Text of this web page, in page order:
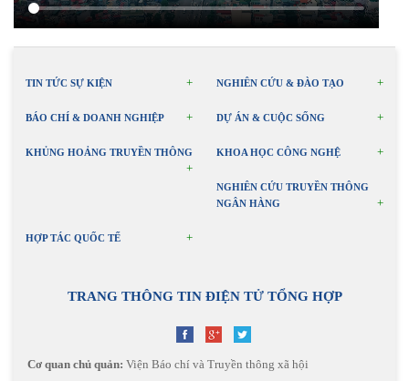
TIN TỨC SỰ KIỆN NGHIÊN CỨU & ĐÀO TẠO
BÁO CHÍ & DOANH NGHIỆP DỰ ÁN & CUỘC SỐNG
KHỦNG HOẢNG TRUYỀN THÔNG KHOA HỌC CÔNG NGHỆ
NGHIÊN CỨU TRUYỀN THÔNG
NGÂN HÀNG
HỢP TÁC QUỐC TẾ
TRANG THÔNG TIN ĐIỆN TỬ TỔNG HỢP
Cơ quan chủ quản: Viện Báo chí và Truyền thông xã hội